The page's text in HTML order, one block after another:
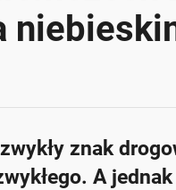
wskazują
znak
A